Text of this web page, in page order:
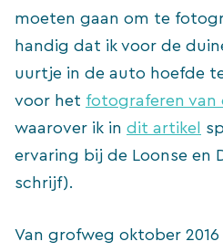
moeten gaan om te
handig dat ik voor de
uurtje in de auto hoefde
voor het fotograferen van
waarover ik in dit artikel
ervaring bij de Loonse en
schrijf).
Van grofweg oktober